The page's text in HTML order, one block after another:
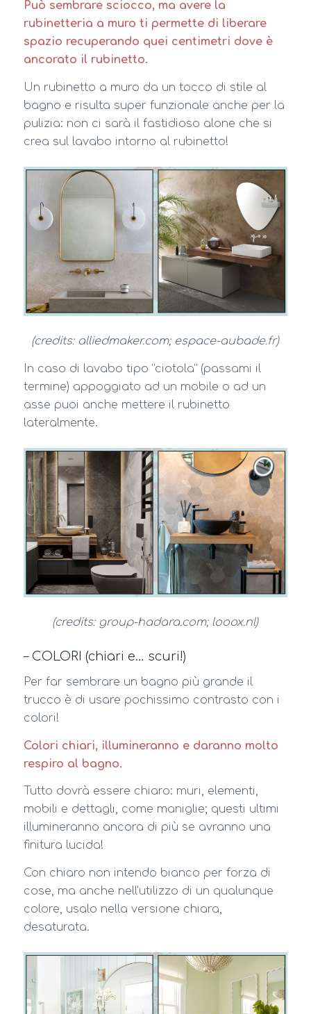
Può sembrare sciocco, ma avere la
rubinetteria a muro ti permette di liberare
spazio recuperando quei centimetri dove è
ancorato il rubinetto.
Un rubinetto a muro da un tocco di stile al
bagno e risulta super funzionale anche per la
pulizia: non ci sarà il fastidioso alone che si
crea sul lavabo intorno al rubinetto!
(credits: alliedmaker.com; espace-aubade.fr)
In caso di lavabo tipo “ciotola” (passami il
termine) appoggiato ad un mobile o ad un
asse puoi anche mettere il rubinetto
lateralmente.
(credits: group-hadara.com; looox.nl)
– COLORI (chiari e… scuri!)
Per far sembrare un bagno più grande il
trucco è di usare pochissimo contrasto con i
colori!
Colori chiari, illumineranno e daranno molto
respiro al bagno.
Tutto dovrà essere chiaro: muri, elementi,
mobili e dettagli, come maniglie; questi ultimi
illumineranno ancora di più se avranno una
finitura lucida!
Con chiaro non intendo bianco per forza di
cose, ma anche nell’utilizzo di un qualunque
colore, usalo nella versione chiara,
desaturata.